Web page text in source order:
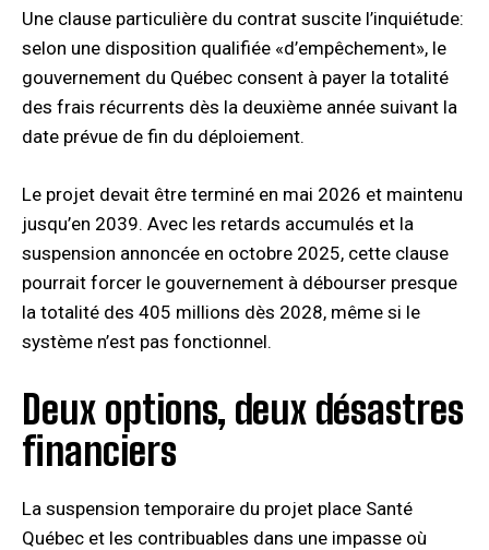
Une clause particulière du contrat suscite l’inquiétude:
selon une disposition qualifiée «d’empêchement», le
gouvernement du Québec consent à payer la totalité
des frais récurrents dès la deuxième année suivant la
date prévue de fin du déploiement.
Le projet devait être terminé en mai 2026 et maintenu
jusqu’en 2039. Avec les retards accumulés et la
suspension annoncée en octobre 2025, cette clause
pourrait forcer le gouvernement à débourser presque
la totalité des 405 millions dès 2028, même si le
système n’est pas fonctionnel.
Deux options, deux désastres
financiers
La suspension temporaire du projet place Santé
Québec et les contribuables dans une impasse où